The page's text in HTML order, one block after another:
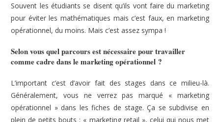
Souvent les étudiants se disent qu’ils vont faire du marketing
pour éviter les mathématiques mais c’est faux, en marketing
opérationnel, du moins. Mais c’est assez sympa !
Selon vous quel parcours est nécessaire pour travailler
comme cadre dans le marketing opérationnel ?
L’important c’est d’avoir fait des stages dans ce milieu-là.
Généralement, vous ne verrez pas marqué « marketing
opérationnel » dans les fiches de stage. Ça se subdivise en
plein de petits bouts : « marketing retail », celui qui nous met